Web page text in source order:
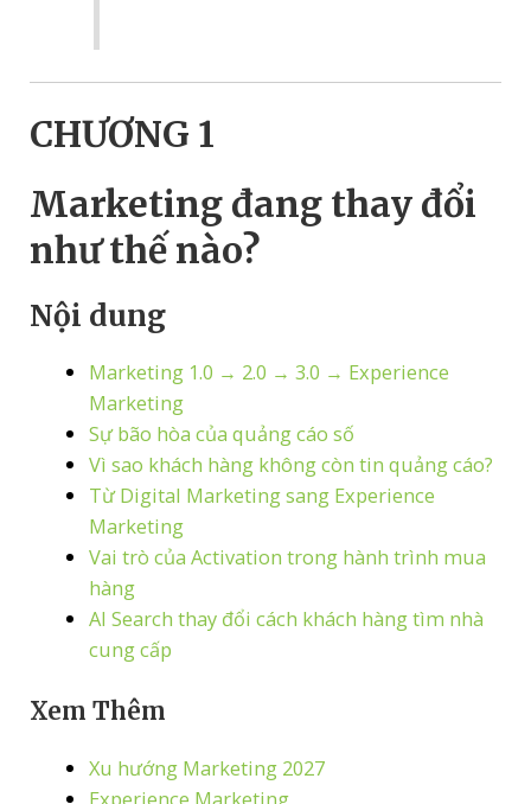
CHƯƠNG 1
Marketing đang thay đổi
như thế nào?
Nội dung
Marketing 1.0 → 2.0 → 3.0 → Experience
Marketing
Sự bão hòa của quảng cáo số
Vì sao khách hàng không còn tin quảng cáo?
Từ Digital Marketing sang Experience
Marketing
Vai trò của Activation trong hành trình mua
hàng
AI Search thay đổi cách khách hàng tìm nhà
cung cấp
Xem Thêm
Xu hướng Marketing 2027